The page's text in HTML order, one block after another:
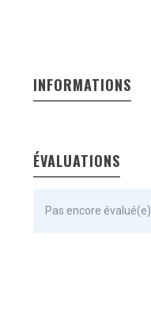
INFORMATIONS
ÉVALUATIONS
Pas encore évalué(e)